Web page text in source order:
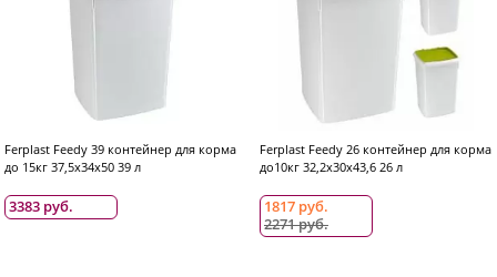
Ferplast Feedy 39 контейнер для корма
до 15кг 37,5x34x50 39 л
3383 руб.
Ferplast Feedy 26 контейнер для корма
до10кг 32,2x30x43,6 26 л
1817 руб.
2271 руб.